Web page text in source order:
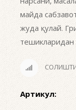
майда
жуда қулай.
тешикларидан
Артикул: